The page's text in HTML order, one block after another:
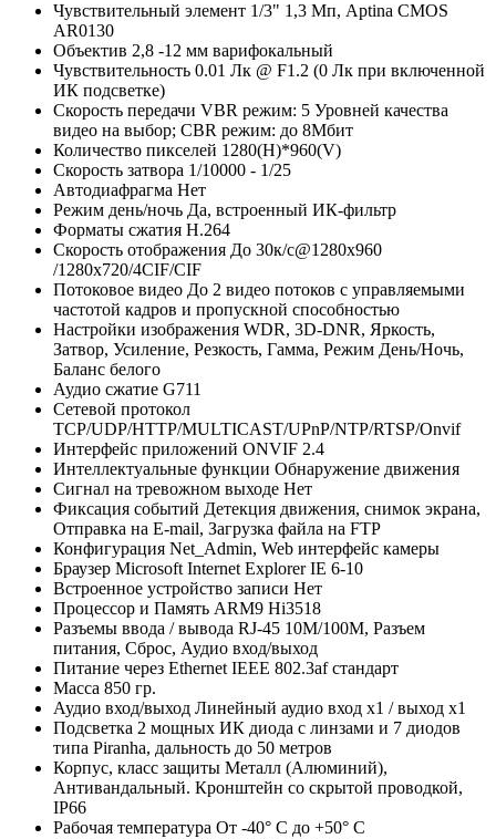
Чувствительный элемент 1/3" 1,3 Мп, Aptina CMOS
AR0130
Объектив 2,8 -12 мм варифокальный
Чувствительность 0.01 Лк @ F1.2 (0 Лк при включенной
ИК подсветке)
Скорость передачи VBR режим: 5 Уровней качества
видео на выбор; CBR режим: до 8Мбит
Количество пикселей 1280(H)*960(V)
Скорость затвора 1/10000 - 1/25
Автодиафрагма Нет
Режим день/ночь Да, встроенный ИК-фильтр
Форматы сжатия Н.264
Скорость отображения До 30к/с@1280х960
/1280х720/4CIF/CIF
Потоковое видео До 2 видео потоков с управляемыми
частотой кадров и пропускной способностью
Настройки изображения WDR, 3D-DNR, Яркость,
Затвор, Усиление, Резкость, Гамма, Режим День/Ночь,
Баланс белого
Аудио сжатие G711
Сетевой протокол
TCP/UDP/HTTP/MULTICAST/UPnP/NTP/RTSP/Onvif
Интерфейс приложений ONVIF 2.4
Интеллектуальные функции Обнаружение движения
Сигнал на тревожном выходе Нет
Фиксация событий Детекция движения, снимок экрана,
Отправка на E-mail, Загрузка файла на FTP
Конфигурация Net_Admin, Web интерфейс камеры
Браузер Microsoft Internet Explorer IE 6-10
Встроенное устройство записи Нет
Процессор и Память ARM9 Hi3518
Разъемы ввода / вывода RJ-45 10M/100M, Разъем
питания, Сброс, Аудио вход/выход
Питание через Ethernet IEEE 802.3af стандарт
Масса 850 гр.
Аудио вход/выход Линейный аудио вход х1 / выход х1
Подсветка 2 мощных ИК диода с линзами и 7 диодов
типа Piranha, дальность до 50 метров
Корпус, класс защиты Металл (Алюминий),
Антивандальный. Кронштейн со скрытой проводкой,
IР66
Рабочая температура От -40° С до +50° С